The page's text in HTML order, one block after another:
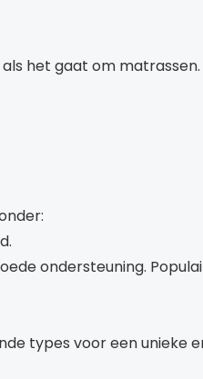
als het gaat om
ondersteuning.
types voor een unieke